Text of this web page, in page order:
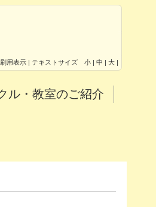
用表示 | テキストサイズ 小 | 中 | 大 |
ル・教室のご紹介